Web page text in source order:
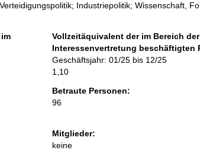
Industriepolitik; Wissenschaft,
Vollzeitäquivalent der im Bereich der
Interessenvertretung beschäftigten
Geschäftsjahr: 01/25 bis 12/25
1,10
Betraute Personen:
96
Mitglieder:
keine